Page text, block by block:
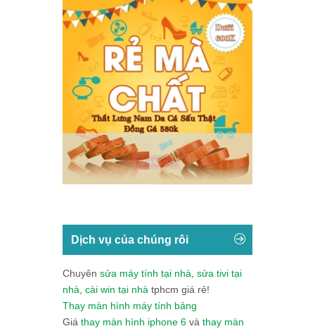
Dịch vụ của chúng rôi
Chuyên sửa máy tính tại nhà sửa tivi tại
nhà cài win tại nhà tphcm giá rẻ!
Thay màn hình máy tính bảng
Giá thay màn hình iphone 6 và thay màn